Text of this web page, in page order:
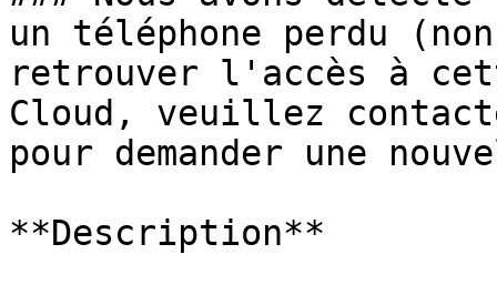
un téléphone perdu
retrouver l'accès à
Cloud, veuillez
pour demander une
**Description**